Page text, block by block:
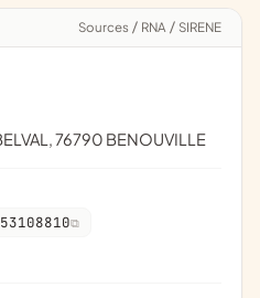
Sources / RNA / SIRENE
76790 BENOUVILLE